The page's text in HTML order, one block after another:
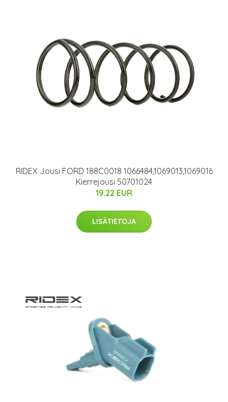
RIDEX Jousi FORD 188C0018 1066484,1069013,1069016
Kierrejousi 50701024
19.22 EUR
LISÄTIETOJA